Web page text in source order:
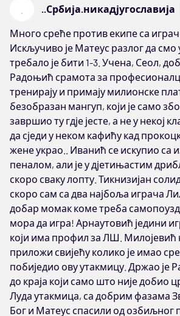
. ..Србија.никадјугославија
Много среће против екипе са
Искључиво је Матеус разлог да смо
требало је бити 1-3. Учена, Сеол,
Радоњић срамота за
тренирају и примају милионске
безобразан мангуп, који је само
завршио ту гдје јесте, а не у некој
да сједи у неком кафићу кад
жене украо.. Иванић се искупио са
пеналом, али је у дјетињастим
скоро сваку лопту. Тикнизијан
скоро сам са два најбоља играча
добар момак коме треба
мора да игра! Арнаутовић једини
који има профил за ЛШ. Милојевић
приложи свијећу колико је имао
побиједио ову утакмицу. Држао је
до краја који само што није добио
Луда утакмица, са добрим фазама
Бог и Матеус спасили од озбиљног